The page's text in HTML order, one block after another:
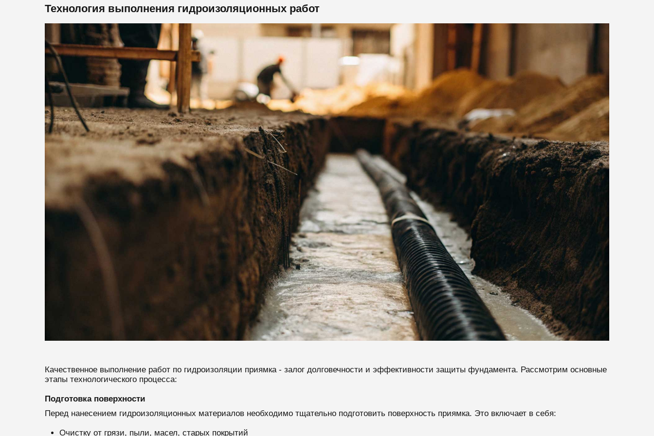
Технология выполнения гидроизоляционных работ
Качественное выполнение работ по гидроизоляции приямка - залог долговечности и эффективности защиты фундамента. Рассмотрим основные
этапы технологического процесса:
Подготовка поверхности
Перед нанесением гидроизоляционных материалов необходимо тщательно подготовить поверхность приямка. Это включает в себя:
Очистку от грязи, пыли, масел, старых покрытий